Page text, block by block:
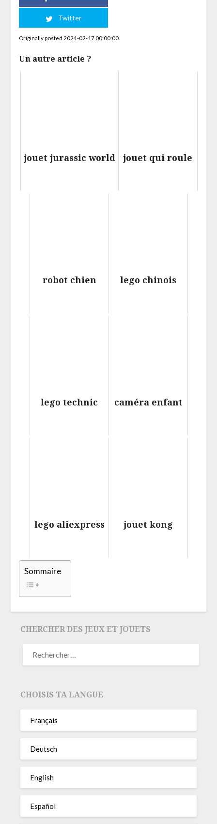
Twitter
Originally posted 2024-02-17 00:00:00.
Un autre article ?
jouet jurassic world jouet qui roule
robot chien lego chinois
lego technic caméra enfant
lego aliexpress jouet kong
Sommaire
CHERCHER DES JEUX ET JOUETS
CHOISIS TA LANGUE
Français
Deutsch
English
Español